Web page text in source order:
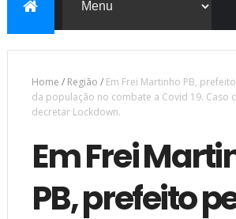
Home / Região / Em Frei Martinho PB,
da população no combate a Covid 19. Caso
decretar Lockdown.
Em Frei
PB, prefeito